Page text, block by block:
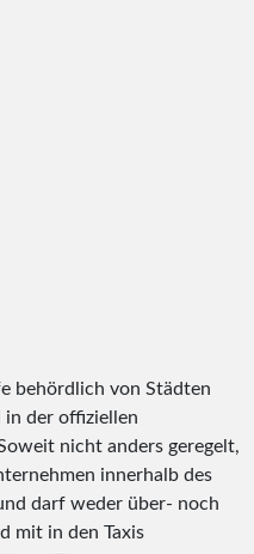
behördlich von Städten
in der offiziellen
nicht anders geregelt,
innerhalb des
darf weder über- noch
mit in den Taxis